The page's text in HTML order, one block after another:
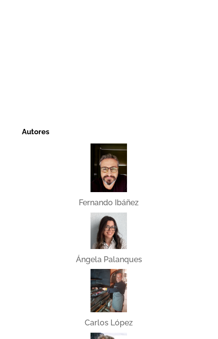
Autores
Fernando Ibáñez
Ángela Palanques
Carlos López